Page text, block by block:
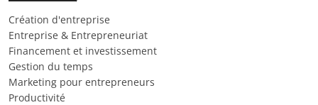
Création d'entreprise
Entreprise & Entrepreneuriat
Financement et investissement
Gestion du temps
Marketing pour entrepreneurs
Productivité